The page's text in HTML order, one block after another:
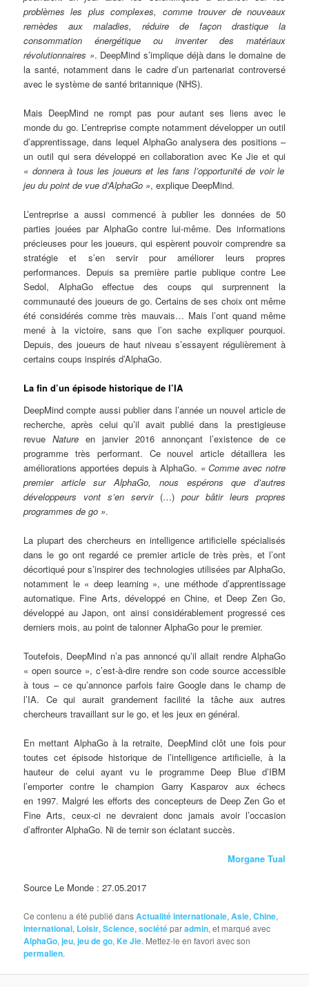
problèmes les plus complexes, comme trouver de nouveaux
remèdes aux maladies, réduire de façon drastique la
consommation énergétique ou inventer des matériaux
révolutionnaires ». DeepMind s’implique déjà dans le domaine de
la santé, notamment dans le cadre d’un partenariat controversé
avec le système de santé britannique (NHS).
Mais DeepMind ne rompt pas pour autant ses liens avec le
monde du go. L’entreprise compte notamment développer un outil
d’apprentissage, dans lequel AlphaGo analysera des positions –
un outil qui sera développé en collaboration avec Ke Jie et qui
« donnera à tous les joueurs et les fans l’opportunité de voir le
jeu du point de vue d’AlphaGo », explique DeepMind.
L’entreprise a aussi commencé à publier les données de 50
parties jouées par AlphaGo contre lui-même. Des informations
précieuses pour les joueurs, qui espèrent pouvoir comprendre sa
stratégie et s’en servir pour améliorer leurs propres
performances. Depuis sa première partie publique contre Lee
Sedol, AlphaGo effectue des coups qui surprennent la
communauté des joueurs de go. Certains de ses choix ont même
été considérés comme très mauvais… Mais l’ont quand même
mené à la victoire, sans que l’on sache expliquer pourquoi.
Depuis, des joueurs de haut niveau s’essayent régulièrement à
certains coups inspirés d’AlphaGo.
La fin d’un épisode historique de l’IA
DeepMind compte aussi publier dans l’année un nouvel article de
recherche, après celui qu’il avait publié dans la prestigieuse
revueNature en janvier 2016 annonçant l’existence de ce
programme très performant. Ce nouvel article détaillera les
améliorations apportées depuis à AlphaGo. « Comme avec notre
premier article sur AlphaGo, nous espérons que d’autres
développeurs vont s’en servir(…) pour bâtir leurs propres
programmes de go ».
La plupart des chercheurs en intelligence artificielle spécialisés
dans le go ont regardé ce premier article de très près, et l’ont
décortiqué pour s’inspirer des technologies utilisées par AlphaGo,
notamment le « deep learning », une méthode d’apprentissage
automatique. Fine Arts, développé en Chine, et Deep Zen Go,
développé au Japon, ont ainsi considérablement progressé ces
derniers mois, au point de talonner AlphaGo pour le premier.
Toutefois, DeepMind n’a pas annoncé qu’il allait rendre AlphaGo
« open source », c’est-à-dire rendre son code source accessible
à tous – ce qu’annonce parfois faire Google dans le champ de
l’IA. Ce qui aurait grandement facilité la tâche aux autres
chercheurs travaillant sur le go, et les jeux en général.
En mettant AlphaGo à la retraite, DeepMind clôt une fois pour
toutes cet épisode historique de l’intelligence artificielle, à la
hauteur de celui ayant vu le programme Deep Blue d’IBM
l’emporter contre le champion Garry Kasparov aux échecs
en 1997. Malgré les efforts des concepteurs de Deep Zen Go et
Fine Arts, ceux-ci ne devraient donc jamais avoir l’occasion
d’affronter AlphaGo. Ni de ternir son éclatant succès.
Morgane Tual
Source Le Monde : 27.05.2017
Ce contenu a été publié dansActualité internationale,Asie,Chine,
international, Loisir,Science,sociétéparadmin, et marqué avec
AlphaGo,jeu,jeu de go,Ke Jie. Mettez-le en favori avec son
permalien.